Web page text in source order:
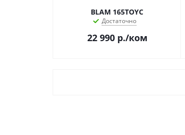
BLAM 165TOYC
Достаточно
22 990р./ком